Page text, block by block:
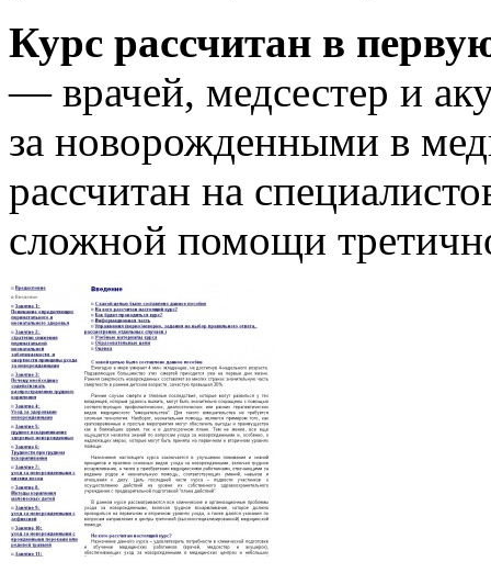
Курс рассчитан в
— врачей, медсестер и
за новорожденными в
рассчитан на
сложной помощи